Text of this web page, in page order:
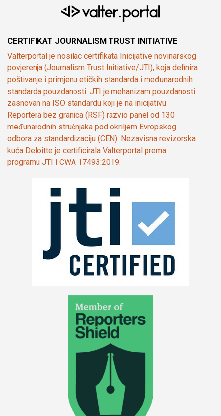
CERTIFIKAT JOURNALISM TRUST INITIATIVE
Valterportal je nosilac certifikata Inicijative novinarskog
povjerenja (Journalism Trust Initiative/JTI), koja definira
poštivanje i primjenu etičkih standarda i međunarodnih
standarda pouzdanosti. JTI je mehanizam pouzdanosti
zasnovan na ISO standardu koji je na inicijativu
Reportera bez granica (RSF) razvio panel od 130
međunarodnih stručnjaka pod okriljem Evropskog
odbora za standardizaciju (CEN). Nezavisna revizorska
kuća Deloitte je certificirala Valterportal prema
programu JTI i CWA 17493:2019.